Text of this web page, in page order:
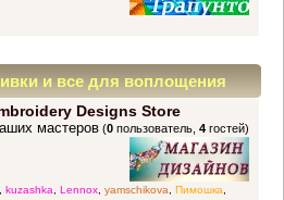
и все для воплощения
Designs Store
(0 пользователь,4 гостей)
мастеров
kuzashka, Lennox, yamschikova, Пимошка,